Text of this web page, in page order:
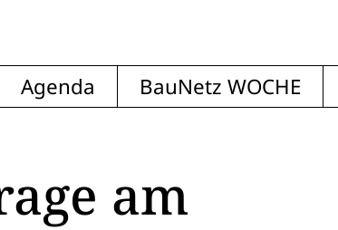
Agenda BauNetz WOCHE
am